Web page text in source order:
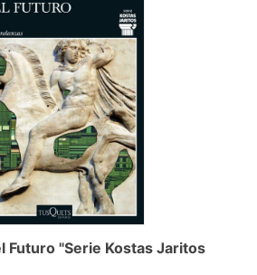
Futuro "Serie Kostas Jaritos